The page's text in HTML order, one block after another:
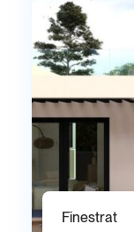
Finestrat